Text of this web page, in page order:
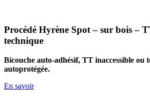
Procédé Hyrène Spot – sur bois –
technique
Bicouche auto-adhésif, TT inaccessible ou
autoprotégée.
En savoir